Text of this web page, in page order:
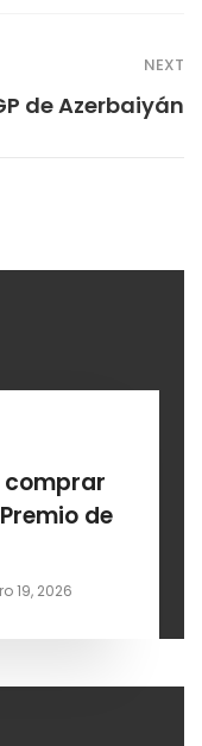
NEXT
de Azerbaiyán
de
19, 2026